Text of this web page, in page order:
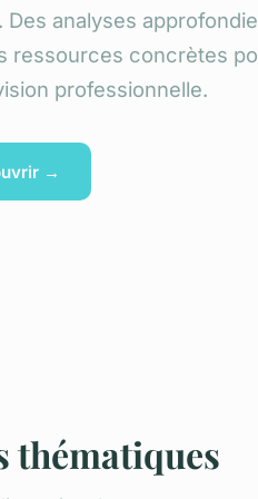
analyses
ressources concrètes
professionnelle.
→
thématiques